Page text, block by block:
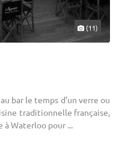
(11)
bar le temps d’un verre ou
traditionnelle française,
à Waterloo pour ...